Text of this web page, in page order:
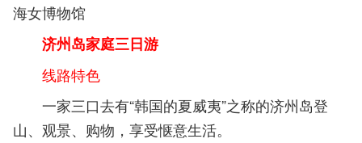
海女博物馆
济州岛家庭三日游
线路特色
一家三口去有“韩国的夏威夷”之称的济州岛登
山、观景、购物，享受惬意生活。